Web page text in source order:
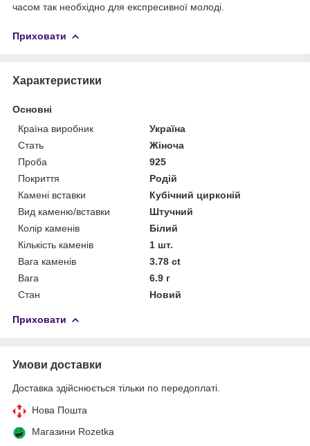
часом так необхідно для експресивної молоді.
Приховати
Характеристики
Основні
Країна виробник
Україна
Стать
Жіноча
Проба
925
Покриття
Родій
Камені вставки
Кубічний цирконій
Вид каменю/вставки
Штучний
Колір каменів
Білий
Кількість каменів
1 шт.
Вага каменів
3.78 ct
Вага
6.9 г
Стан
Новий
Приховати
Умови доставки
Доставка здійснюється тільки по передоплаті.
Нова Пошта
Магазини Rozetka